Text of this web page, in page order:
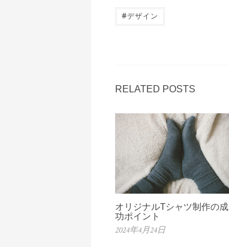
#デザイン
RELATED POSTS
オリジナルTシャツ制作の成
功ポイント
2024年4月24日